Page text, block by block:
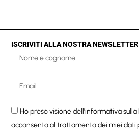
ISCRIVITI ALLA NOSTRA NEWSLETTER
Ho preso visione dell'informativa sulla
acconsento al trattamento dei miei dati